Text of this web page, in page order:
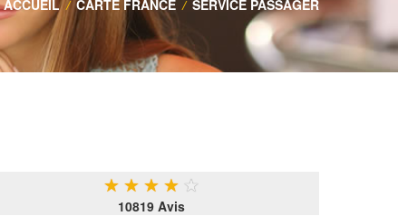
ACCUEIL / CARTE FRANCE / SERVICE PASSAGER
★ ★ ★ ★ ★
10819 Avis